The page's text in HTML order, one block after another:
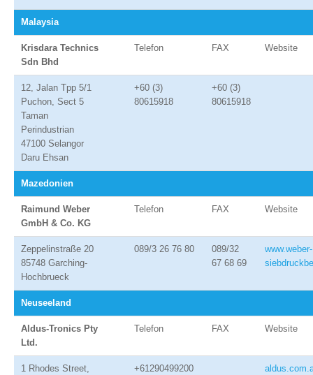
Malaysia
Krisdara Technics
Sdn Bhd
Telefon FAX Website
12, Jalan Tpp 5/1
Puchon, Sect 5
Taman
Perindustrian
47100 Selangor
Daru Ehsan
+60 (3)
80615918
+60 (3)
80615918
Mazedonien
Raimund Weber
GmbH & Co. KG
Telefon FAX Website
Zeppelinstraße 20
85748 Garching-
Hochbrueck
089/3 26 76 80
089/32
67 68 69
www.weber-
Neuseeland
Aldus-Tronics Pty
Ltd.
Telefon FAX Website
1 Rhodes Street,
+61290499200